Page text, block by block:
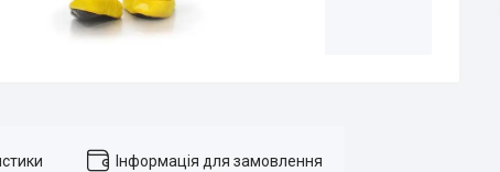
Інформація для замовлення